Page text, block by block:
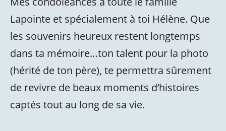
Lapointe et spécialement à toi Hélène. Que
les souvenirs heureux restent longtemps
dans ta mémoire…ton talent pour la photo
(hérité de ton père), te permettra sûrement
de revivre de beaux moments d’histoires
captés tout au long de sa vie.